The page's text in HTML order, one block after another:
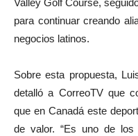
Valley Golf Course,
para continuar creando
negocios latinos.
Sobre esta propuesta,
detalló a CorreoTV que
que en Canadá este
de valor. “Es uno de los